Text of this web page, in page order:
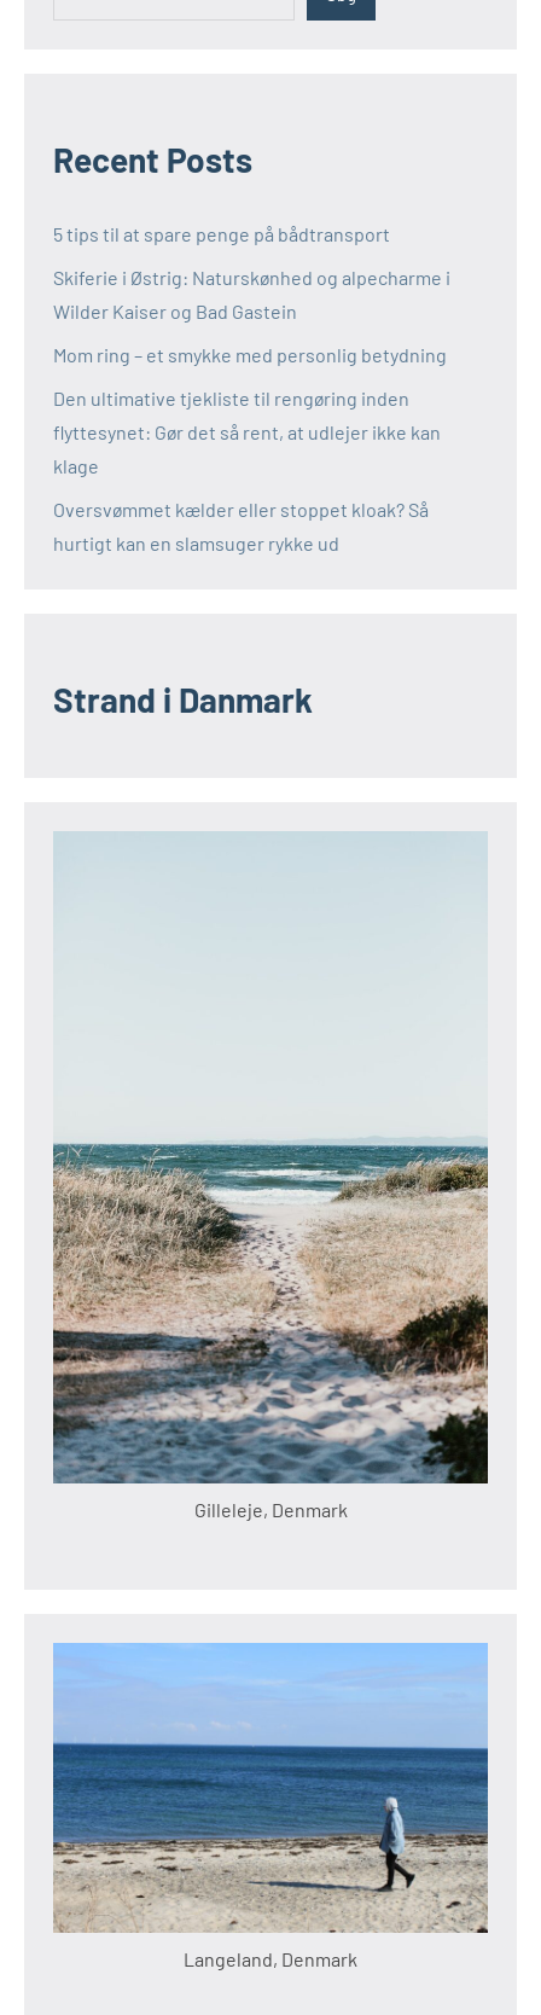
Recent Posts
5 tips til at spare penge på bådtransport
Skiferie i Østrig: Naturskønhed og alpecharme i
Wilder Kaiser og Bad Gastein
Mom ring – et smykke med personlig betydning
Den ultimative tjekliste til rengøring inden
flyttesynet: Gør det så rent, at udlejer ikke kan
klage
Oversvømmet kælder eller stoppet kloak? Så
hurtigt kan en slamsuger rykke ud
Strand i Danmark
Gilleleje, Denmark
Langeland, Denmark